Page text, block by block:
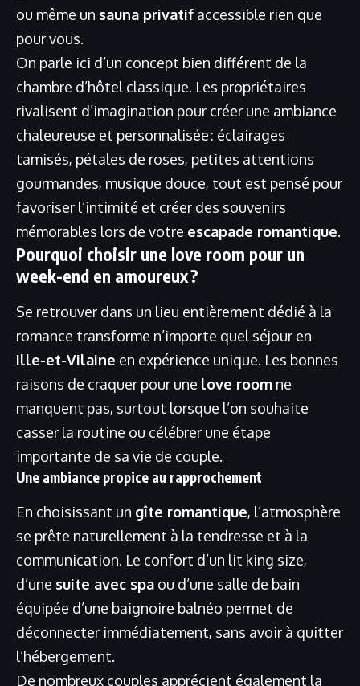
ou même un sauna privatif accessible rien que
pour vous.
On parle ici d’un concept bien différent de la
chambre d’hôtel classique. Les propriétaires
rivalisent d’imagination pour créer une ambiance
chaleureuse et personnalisée : éclairages
tamisés, pétales de roses, petites attentions
gourmandes, musique douce, tout est pensé pour
favoriser l’intimité et créer des souvenirs
mémorables lors de votre escapade romantique.
Pourquoi choisir une love room pour un
week-end en amoureux ?
Se retrouver dans un lieu entièrement dédié à la
romance transforme n’importe quel séjour en
Ille-et-Vilaine en expérience unique. Les bonnes
raisons de craquer pour une love room ne
manquent pas, surtout lorsque l’on souhaite
casser la routine ou célébrer une étape
importante de sa vie de couple.
Une ambiance propice au rapprochement
En choisissant un gîte romantique, l’atmosphère
se prête naturellement à la tendresse et à la
communication. Le confort d’un lit king size,
d’une suite avec spa ou d’une salle de bain
équipée d’une baignoire balnéo permet de
déconnecter immédiatement, sans avoir à quitter
l’hébergement.
De nombreux couples apprécient également la